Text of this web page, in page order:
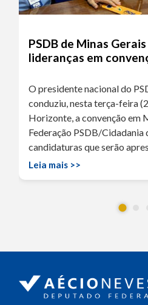
PSDB de Minas
lideranças em
O presidente nacional do
conduziu, nesta terça-feira
Horizonte, a convenção em
Federação PSDB/Cidadania
candidaturas que serão
Leia mais >>